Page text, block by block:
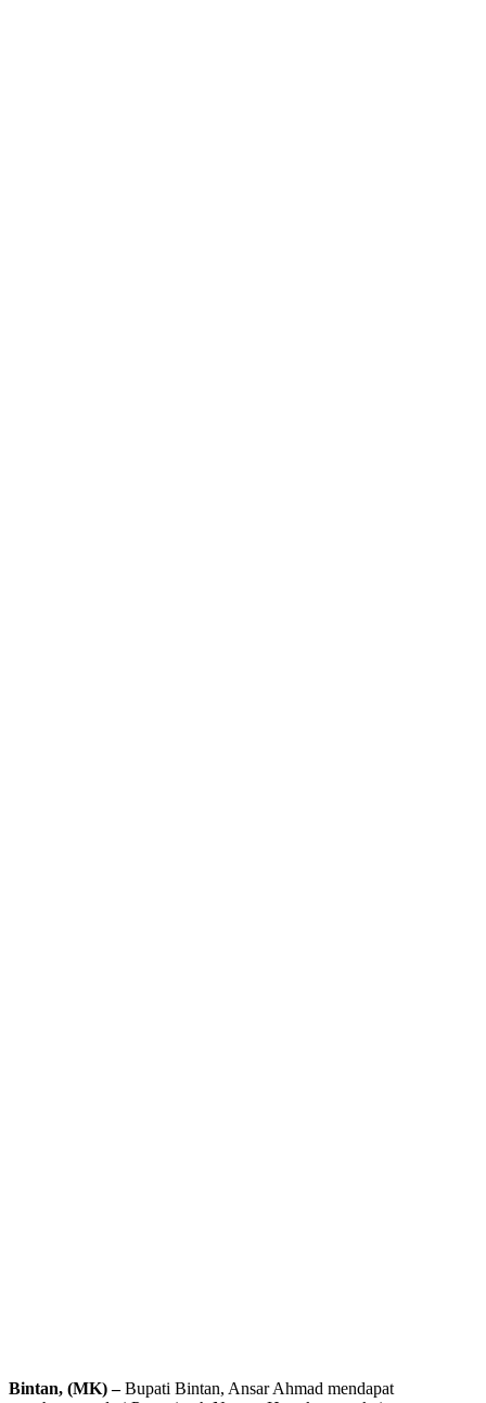
Bintan, (MK) –Bupati Bintan, Ansar Ahmad mendapat